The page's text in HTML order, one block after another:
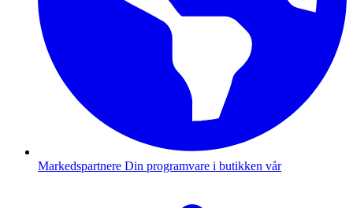
Markedspartnere Din programvare i butikken vår